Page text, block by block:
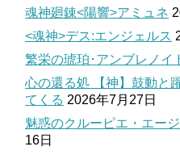
魂神廻錬<陽響>アミュネ
<魂神>デス:エンジェルス
繁栄の琥珀･アンブレノイ
心の還る処 【神】鼓動と
てくる 2026年7月27日
魅惑のクルーピエ・エー
16日